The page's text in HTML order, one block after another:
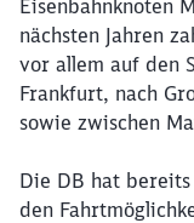
Eisenbahnknoten
nächsten Jahren
vor allem auf den
Frankfurt, nach
sowie zwischen
Die DB hat
den